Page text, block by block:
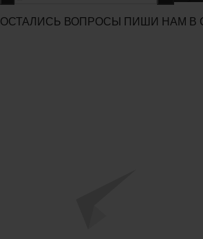
ОСТАЛИСЬ ВОПРОСЫ ПИШИ НАМ В